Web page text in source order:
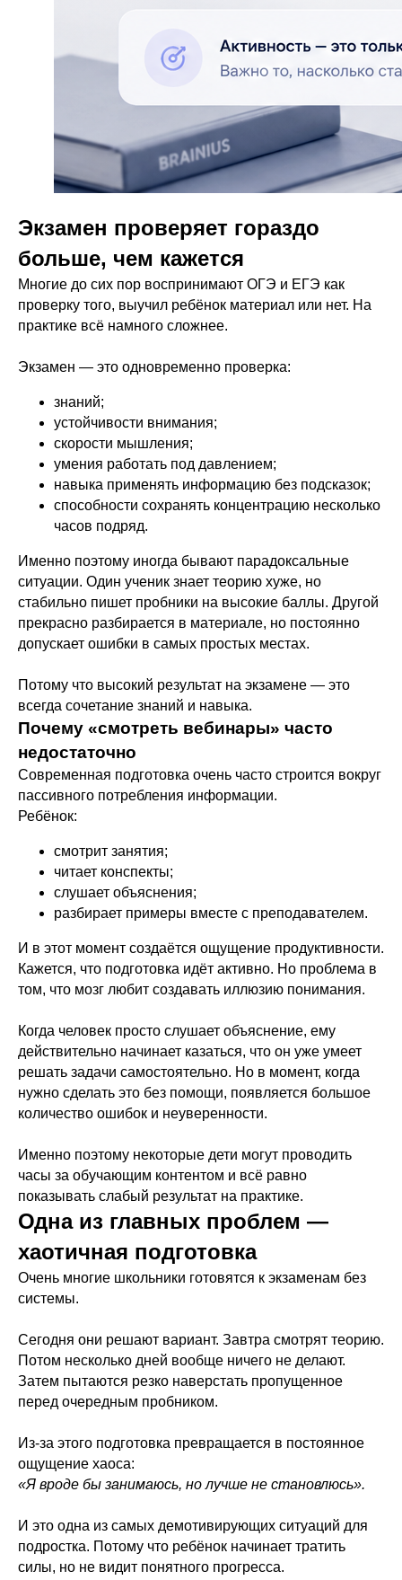
Экзамен проверяет гораздо
больше, чем кажется
Многие до сих пор воспринимают ОГЭ и ЕГЭ как
проверку того, выучил ребёнок материал или нет. На
практике всё намного сложнее.
Экзамен — это одновременно проверка:
знаний;
устойчивости внимания;
скорости мышления;
умения работать под давлением;
навыка применять информацию без подсказок;
способности сохранять концентрацию несколько
часов подряд.
Именно поэтому иногда бывают парадоксальные
ситуации. Один ученик знает теорию хуже, но
стабильно пишет пробники на высокие баллы. Другой
прекрасно разбирается в материале, но постоянно
допускает ошибки в самых простых местах.
Потому что высокий результат на экзамене — это
всегда сочетание знаний и навыка.
Почему «смотреть вебинары» часто
недостаточно
Современная подготовка очень часто строится вокруг
пассивного потребления информации.
Ребёнок:
смотрит занятия;
читает конспекты;
слушает объяснения;
разбирает примеры вместе с преподавателем.
И в этот момент создаётся ощущение продуктивности.
Кажется, что подготовка идёт активно. Но проблема в
том, что мозг любит создавать иллюзию понимания.
Когда человек просто слушает объяснение, ему
действительно начинает казаться, что он уже умеет
решать задачи самостоятельно. Но в момент, когда
нужно сделать это без помощи, появляется большое
количество ошибок и неуверенности.
Именно поэтому некоторые дети могут проводить
часы за обучающим контентом и всё равно
показывать слабый результат на практике.
Одна из главных проблем —
хаотичная подготовка
Очень многие школьники готовятся к экзаменам без
системы.
Сегодня они решают вариант. Завтра смотрят теорию.
Потом несколько дней вообще ничего не делают.
Затем пытаются резко наверстать пропущенное
перед очередным пробником.
Из-за этого подготовка превращается в постоянное
ощущение хаоса:
«Я вроде бы занимаюсь, но лучше не становлюсь».
И это одна из самых демотивирующих ситуаций для
подростка. Потому что ребёнок начинает тратить
силы, но не видит понятного прогресса.